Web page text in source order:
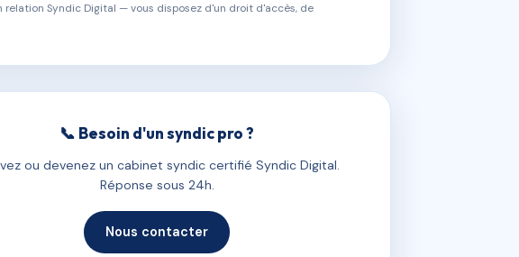
Syndic Digital — vous disposez d'un droit d'accès, de
📞 Besoin d'un syndic pro ?
ou devenez un cabinet syndic certifié Syndic Digital.
Réponse sous 24h.
Nous contacter